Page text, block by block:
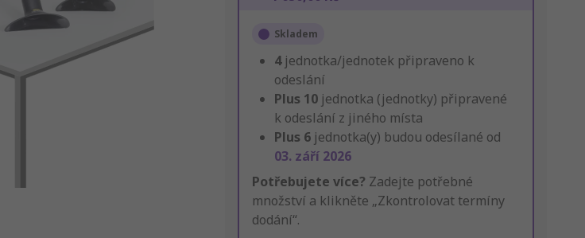
Skladem
4 jednotka/jednotek připraveno k
odeslání
Plus 10 jednotka (jednotky) připravené
k odeslání z jiného místa
Plus 6 jednotka(y) budou odesílané od
03. září 2026
Potřebujete více? Zadejte potřebné
množství a klikněte „Zkontrolovat termíny
dodání“.